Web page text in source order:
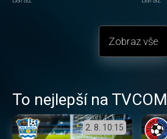
Zobraz vše
To nejlepší na TVCOM
2. 8. 10:15